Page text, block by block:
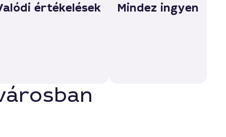
értékelések Mindez ingyen